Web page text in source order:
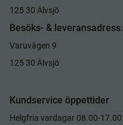
125 30 Älvsjö
Besöks- & leveransadress:
Varuvägen 9
125 30 Älvsjö
Kundservice öppettider
Helgfria vardagar 08.00-17.00